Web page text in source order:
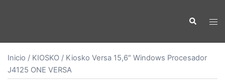
Buscar
Inicio / KIOSKO / Kiosko Versa 15,6″ Windows Procesador
J4125 ONE VERSA